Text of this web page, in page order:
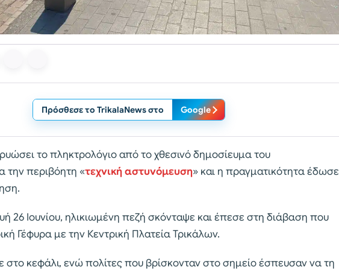
Πρόσθεσε το TrikalaNews στο Google
το πληκτρολόγιο από το χθεσινό δημοσίευμα του
την περιβόητη «τεχνική αστυνόμευση» και η πραγματικότητα έδωσε
26 Ιουνίου, ηλικιωμένη πεζή σκόνταψε και έπεσε στη διάβαση που
Γέφυρα με την Κεντρική Πλατεία Τρικάλων.
στο κεφάλι, ενώ πολίτες που βρίσκονταν στο σημείο έσπευσαν να τη